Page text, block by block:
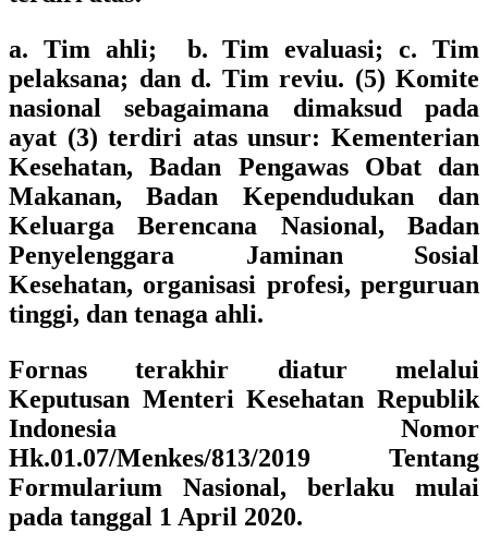
a. Tim ahli; b. Tim evaluasi; c. Tim
pelaksana; dan d. Tim reviu. (5) Komite
nasional sebagaimana dimaksud pada
ayat (3) terdiri atas unsur: Kementerian
Kesehatan, Badan Pengawas Obat dan
Makanan, Badan Kependudukan dan
Keluarga Berencana Nasional, Badan
Penyelenggara Jaminan Sosial
Kesehatan, organisasi profesi, perguruan
tinggi, dan tenaga ahli.
Fornas terakhir diatur melalui
Keputusan Menteri Kesehatan Republik
Indonesia Nomor
Hk.01.07/Menkes/813/2019 Tentang
Formularium Nasional, berlaku mulai
pada tanggal 1 April 2020.